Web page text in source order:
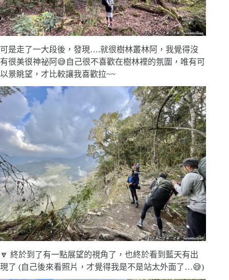
可是走了一大段後，發現….就很樹林叢林阿，我覺得沒
有很美很神祕阿😅自己很不喜歡在樹林裡的氛圍，唯有可
以景眺望，才比較讓我喜歡拉~~
🔽 終於到了有一點展望的視角了，也終於看到藍天有出
現了 (自己後來看照片，才覺得我是不是站太外面了…😅)